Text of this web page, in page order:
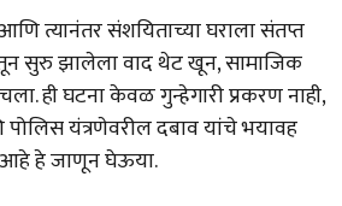
त्यानंतर संशयिताच्या घराला संतप्त
सुरु झालेला वाद थेट खून, सामाजिक
ही घटना केवळ गुन्हेगारी प्रकरण नाही,
यंत्रणेवरील दबाव यांचे भयावह
आहे हे जाणून घेऊया.